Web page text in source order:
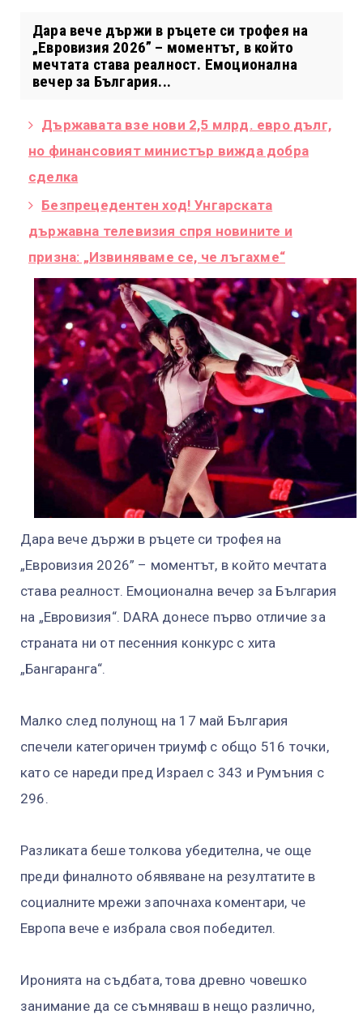
Дара вече държи в ръцете си трофея на
„Евровизия 2026” – моментът, в който
мечтата става реалност. Емоционална
вечер за България...
Държавата взе нови 2,5 млрд. евро дълг,
но финансовият министър вижда добра
сделка
Безпрецедентен ход! Унгарската
държавна телевизия спря новините и
призна: „Извиняваме се, че лъгахме“
Дара вече държи в ръцете си трофея на
„Евровизия 2026” – моментът, в който мечтата
става реалност. Емоционална вечер за България
на „Евровизия“. DARA донесе първо отличие за
страната ни от песенния конкурс с хита
„Бангаранга“.
Малко след полунощ на 17 май България
спечели категоричен триумф с общо 516 точки,
като се нареди пред Израел с 343 и Румъния с
296.
Разликата беше толкова убедителна, че още
преди финалното обявяване на резултатите в
социалните мрежи започнаха коментари, че
Европа вече е избрала своя победител.
Иронията на съдбата, това древно човешко
занимание да се съмняваш в нещо различно,